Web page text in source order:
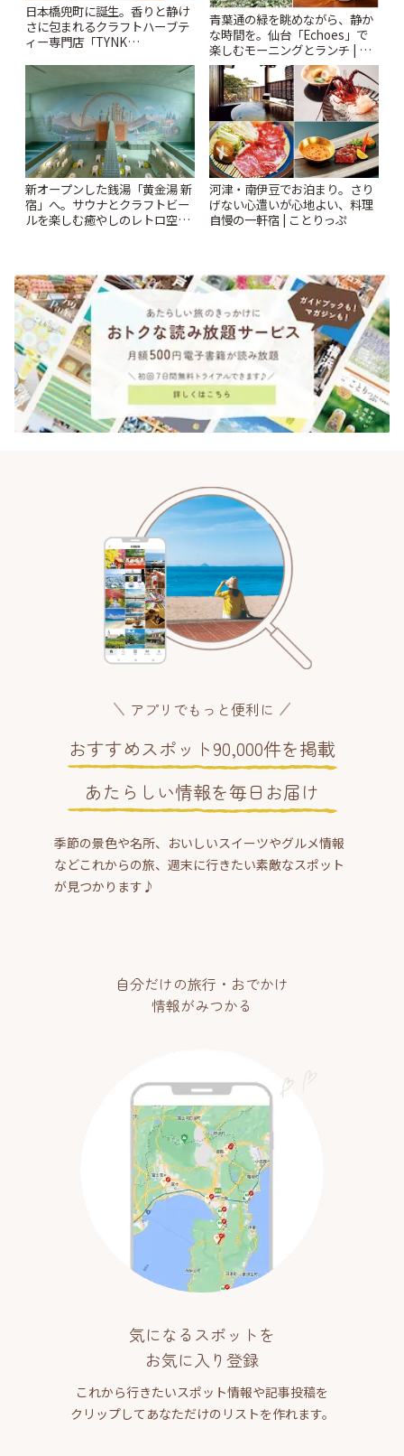
日本橋兜町に誕生。香りと静け
さに包まれるクラフトハーブテ
ィー専門店「TYNK
青葉通の緑を眺めながら、静か
な時間を。仙台「Echoes」で
楽しむモーニングとランチ | こ
とりっぷ
新オープンした銭湯「黄金湯 新
宿」へ。サウナとクラフトビー
ルを楽しむ癒やしのレトロ空間
河津・南伊豆でお泊まり。さり
げない心遣いが心地よい、料理
自慢の一軒宿 | ことりっぷ
アプリでもっと便利に
おすすめスポット90,000件を掲載
あたらしい情報を毎日お届け
季節の景色や名所、おいしいスイーツやグルメ情報
などこれからの旅、週末に行きたい素敵なスポット
が見つかります♪
自分だけの旅行・おでかけ
情報がみつかる
気になるスポットを
お気に入り登録
これから行きたいスポット情報や記事投稿を
クリップしてあなただけのリストを作れます。